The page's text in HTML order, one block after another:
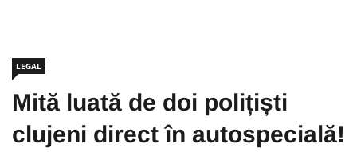
LEGAL
Mită luată de doi polițiști
clujeni direct în autospecială!